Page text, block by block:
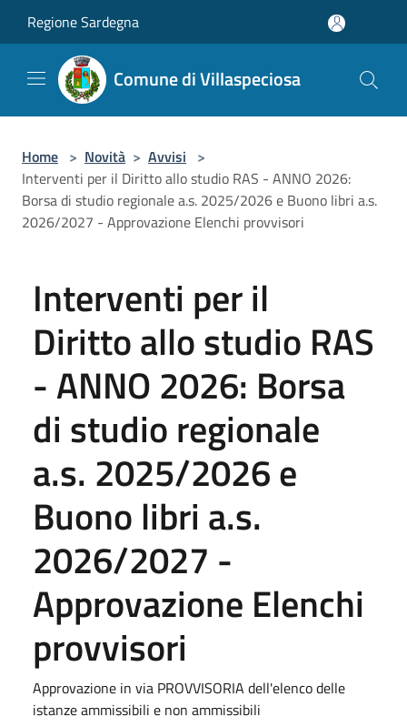
Regione Sardegna
Comune di Villaspeciosa
Home > Novità > Avvisi >
Interventi per il Diritto allo studio RAS - ANNO 2026:
Borsa di studio regionale a.s. 2025/2026 e Buono libri a.s.
2026/2027 - Approvazione Elenchi provvisori
Interventi per il
Diritto allo studio RAS
- ANNO 2026: Borsa
di studio regionale
a.s. 2025/2026 e
Buono libri a.s.
2026/2027 -
Approvazione Elenchi
provvisori
Approvazione in via PROVVISORIA dell'elenco delle
istanze ammissibili e non ammissibili